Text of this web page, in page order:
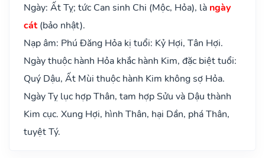
Ngày: Ất Tỵ; tức Can sinh Chi (Mộc, Hỏa), là ngày
cát(bảo nhật).
Nạp âm: Phú Đăng Hỏa kị tuổi: Kỷ Hợi, Tân Hợi.
Ngày thuộc hành Hỏa khắc hành Kim, đặc biệt tuổi:
Quý Dậu, Ất Mùi thuộc hành Kim không sợ Hỏa.
Ngày Tỵ lục hợp Thân, tam hợp Sửu và Dậu thành
Kim cục. Xung Hợi, hình Thân, hại Dần, phá Thân,
tuyệt Tý.